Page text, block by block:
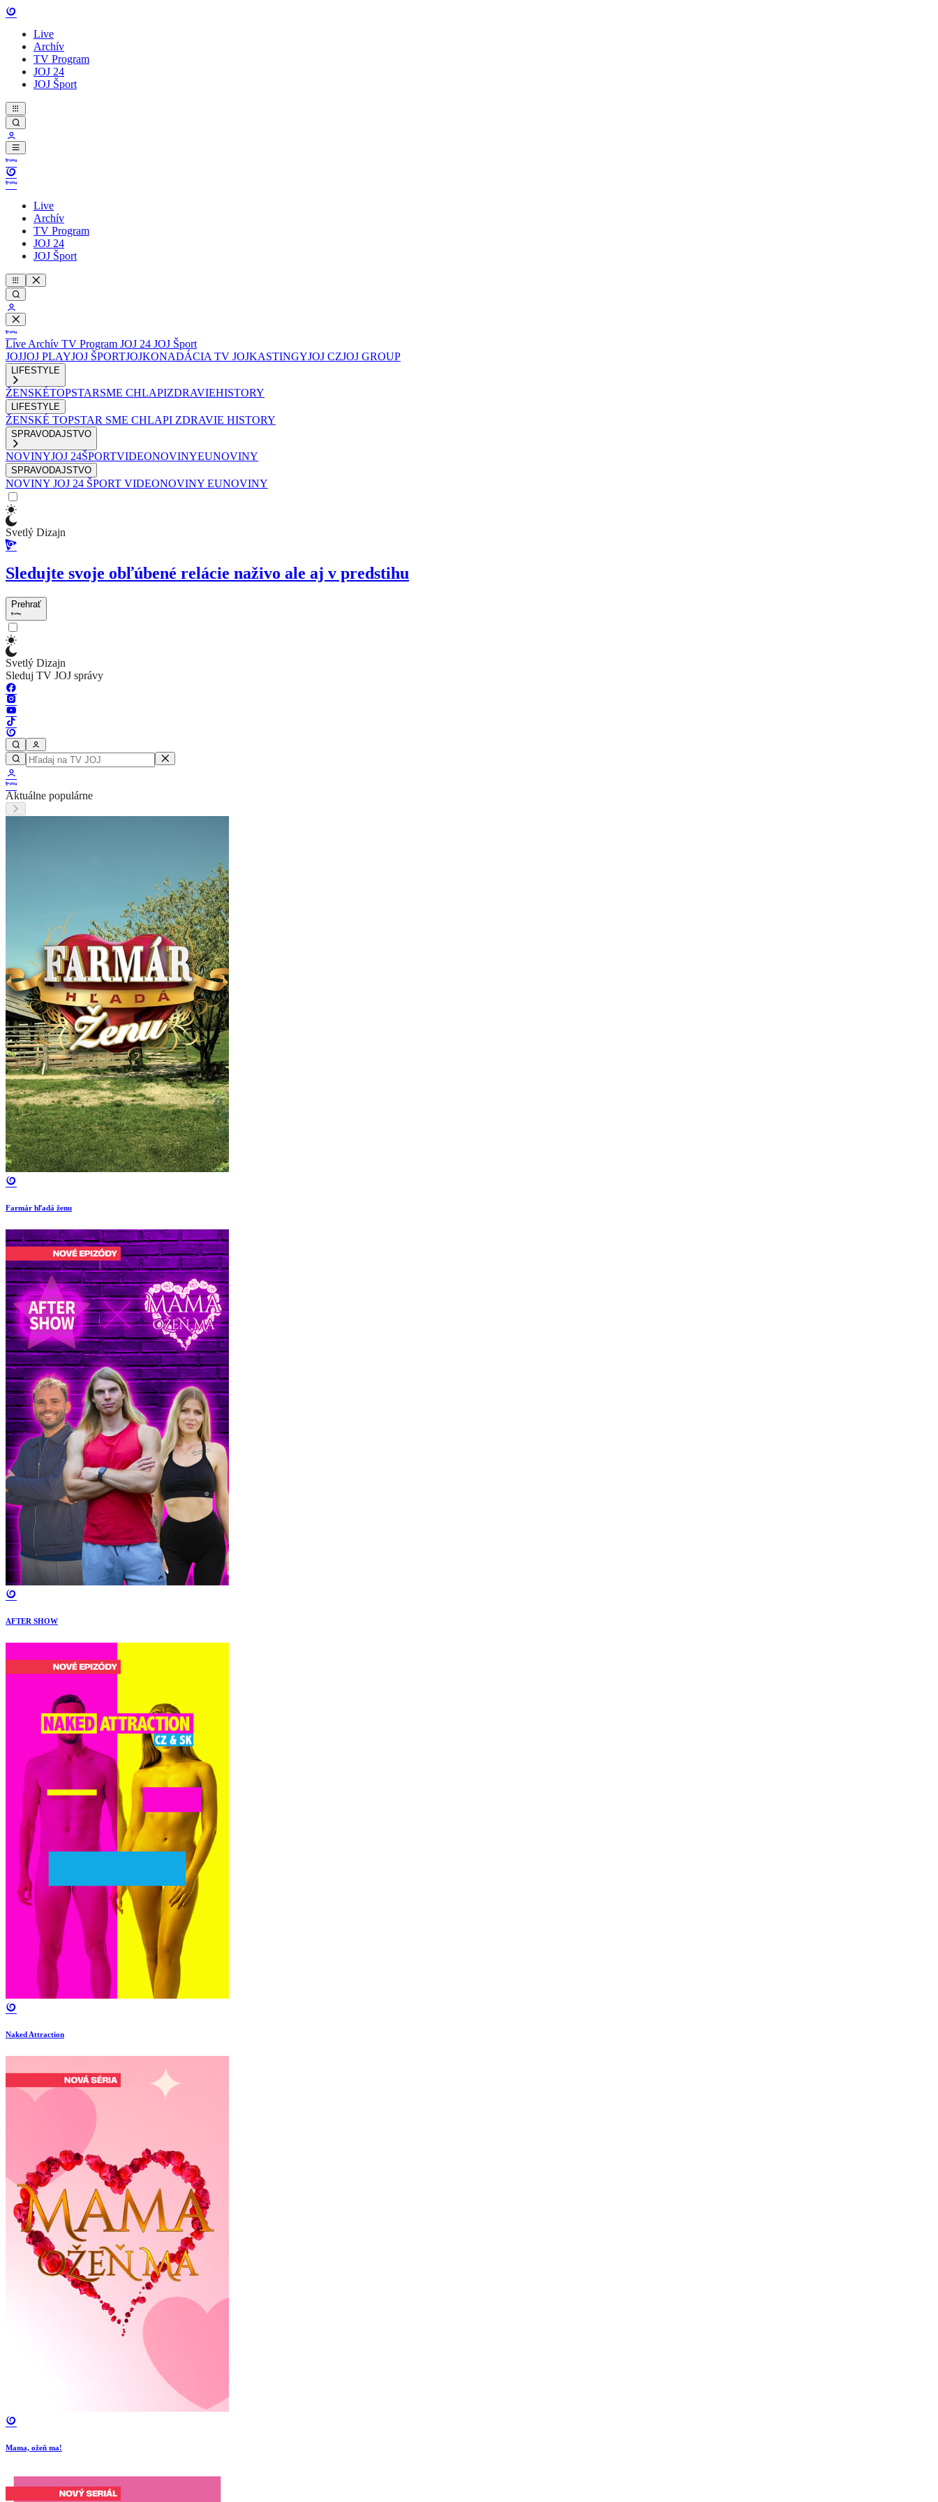
Live
Archív
TV Program
JOJ 24
JOJ Šport
Live
Archív
TV Program
JOJ 24
JOJ Šport
Live Archív TV Program JOJ 24 JOJ Šport
JOJJOJ PLAYJOJ ŠPORTJOJKONADÁCIA TV JOJKASTINGYJOJ CZJOJ GROUP
LIFESTYLE
ŽENSKÉTOPSTARSME CHLAPIZDRAVIEHISTORY
LIFESTYLE
ŽENSKÉ TOPSTAR SME CHLAPI ZDRAVIE HISTORY
SPRAVODAJSTVO
NOVINYJOJ 24ŠPORTVIDEONOVINYEUNOVINY
SPRAVODAJSTVO
NOVINY JOJ 24 ŠPORT VIDEONOVINY EUNOVINY
Svetlý Dizajn
Sledujte svoje obľúbené relácie naživo ale aj v predstihu
Prehrať
Svetlý Dizajn
Sleduj TV JOJ správy
Aktuálne populárne
Farmár hľadá ženu
AFTER SHOW
Naked Attraction
Mama, ožeň ma!